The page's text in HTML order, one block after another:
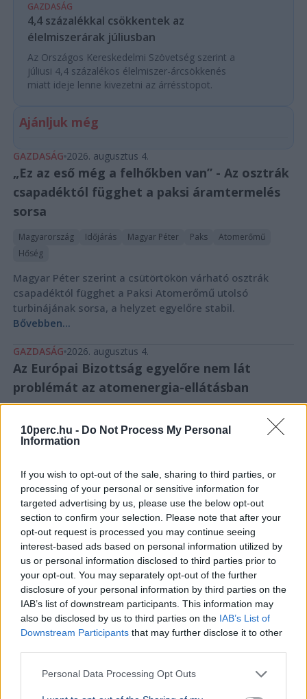
10perc.hu - Do Not Process My Personal
Information
If you wish to opt-out of the sale, sharing to third parties, or
processing of your personal or sensitive information for
targeted advertising by us, please use the below opt-out
section to confirm your selection. Please note that after your
opt-out request is processed you may continue seeing
interest-based ads based on personal information utilized by
us or personal information disclosed to third parties prior to
your opt-out. You may separately opt-out of the further
disclosure of your personal information by third parties on the
IAB’s list of downstream participants. This information may
also be disclosed by us to third parties on the IAB’s List of
Downstream Participants that may further disclose it to other
Personal Data Processing Opt Outs
GAZDASÁG
4,4 százalékkal csökkentek az
élelmiszerárak júliusban
Az Országos Kereskedelmi Szövetség szerint a
júliusi 4,4 százalékos élelmiszer-árcsökkenés
miatt ideje lenne kivezetni az árrésstopot.
Ajánljuk még
GAZDASÁG 2026. augusztus 4.
„Ez az eső még a felhőkben van” - Az osztrák
csapadéktól függhet a paksi áramtermelés
sorsa
Magyarország Időjárás Magyar Péter Paks
Atomerőmű
Hőség
Magyar Péter szerint a csütörtökön várható osztrák
csapadéktól függhet a Paksi Atomerőmű utolsó
turbinájának sorsa, a helyzet egyelőre stabil.
Bővebben...
GAZDASÁG 2026. augusztus 4.
Az Európai Bizottság egyelőre nem lát
problémát az atomenergia-ellátásban
Az Európai Bizottság szóvivője szerint egyelőre nincs
termelésben, bár a Duna alacsony vízszintje több
országot érint. Bővebben...
GAZDASÁG 2026. augusztus 4.
Amerika bejelentette: közel a Hormuzi-
szoros megnyitása